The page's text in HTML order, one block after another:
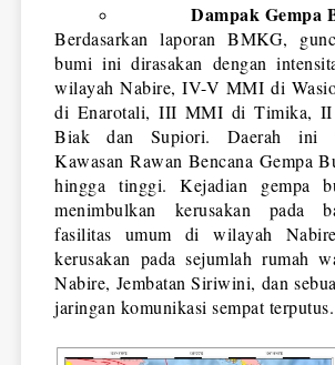
Dampak Gempa
Berdasarkan laporan BMKG,
bumi ini dirasakan dengan
wilayah Nabire, IV-V MMI di
di Enarotali, III MMI di Timika,
Biak dan Supiori. Daerah ini
Kawasan Rawan Bencana Gempa
hingga tinggi. Kejadian gempa
menimbulkan kerusakan pada
fasilitas umum di wilayah
kerusakan pada sejumlah rumah
Nabire, Jembatan Siriwini, dan
jaringan komunikasi sempat terputus.